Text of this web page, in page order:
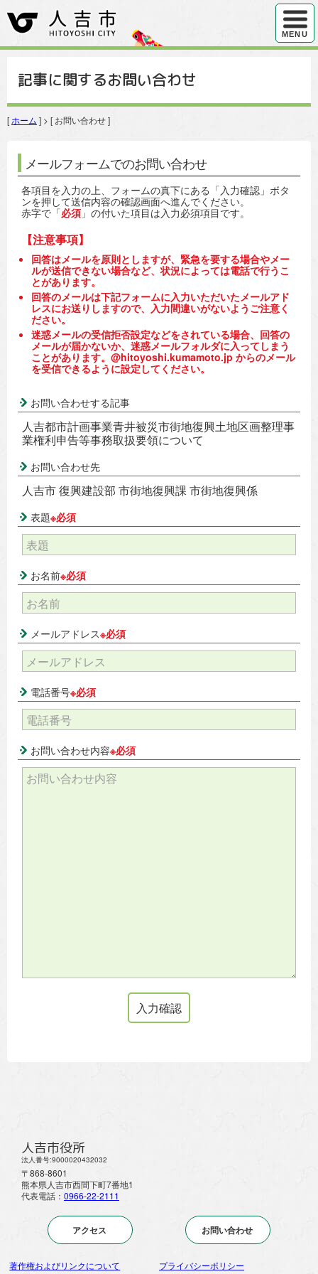
ハンバ
MENU
記事に関するお問い合わせ
[ ホーム ] > [ お問い合わせ ]
メールフォームでのお問い合わせ
各項目を入力の上、フォームの真下にある「入力確認」ボタ
ンを押して送信内容の確認画面へ進んでください。
赤字で「必須 」の付いた項目は入力必須項目です。
【注意事項】
回答はメールを原則としますが、緊急を要する場合やメー
ルが送信できない場合など、状況によっては電話で行うこ
とがあります。
回答のメールは下記フォームに入力いただいたメールアド
レスにお送りしますので、入力間違いがないようご注意く
ださい。
迷惑メールの受信拒否設定などをされている場合、回答の
メールが届かないか、迷惑メールフォルダに入ってしまう
ことがあります。@hitoyoshi.kumamoto.jp からのメール
を受信できるように設定してください。
お問い合わせする記事
人吉都市計画事業青井被災市街地復興土地区画整理事
業権利申告等事務取扱要領について
お問い合わせ先
人吉市 復興建設部 市街地復興課 市街地復興係
表題※必須
お名前※必須
メールアドレス※必須
電話番号※必須
お問い合わせ内容※必須
人吉市役所
法人番号:9000020432032
〒868-8601
熊本県人吉市西間下町7番地1
代表電話： 0966-22-2111
アクセス お問い合わせ
著作権およびリンクについて
プライバシーポリシー